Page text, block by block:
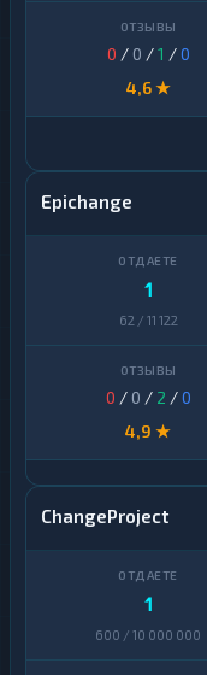
0 / 0 /1 /0
4,6 ★
Epichange
1
62 / 11 122
0 / 0 / 2 /0
4,9 ★
ChangeProject
1
600 / 10 000 000